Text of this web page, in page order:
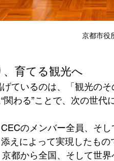
京都市役
育てる観光へ
ているのは、「観光の
関わる”ことで、次の世
のメンバー全員、そ
えによって実現したもの
都から全国、そして世